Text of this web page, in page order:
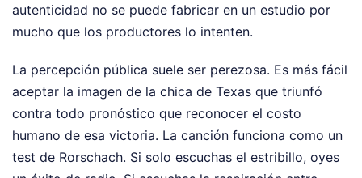
autenticidad no se puede fabricar en un estudio por
mucho que los productores lo intenten.
La percepción pública suele ser perezosa. Es más fácil
aceptar la imagen de la chica de Texas que triunfó
contra todo pronóstico que reconocer el costo
humano de esa victoria. La canción funciona como un
test de Rorschach. Si solo escuchas el estribillo, oyes